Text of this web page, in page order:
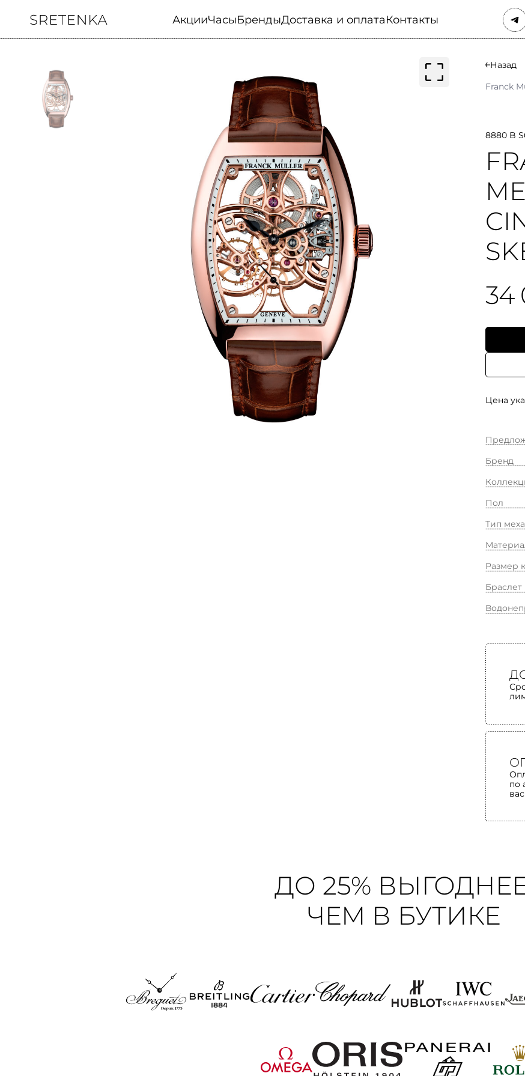
АкцииЧасыБрендыДоставка и оплатаКонтакты
Назад
Franck
8880 B
34
Цена
Бренд
Пол
Тип
Размер
Браслет
по
ДО 25%
ЧЕМ В БУТИКЕ